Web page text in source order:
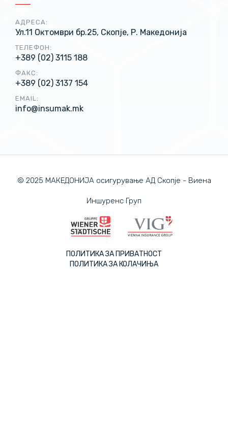
АДРЕСА:
Ул.11 Октомври бр.25, Скопје, Р. Македонија
ТЕЛЕФОН:
+389 (02) 3115 188
ФАКС:
+389 (02) 3137 154
EMAIL:
info@insumak.mk
© 2025 МАКЕДОНИЈА осигурување АД Скопје - Виена
Иншуренс Груп
ПОЛИТИКА ЗА ПРИВАТНОСТ
ПОЛИТИКА ЗА КОЛАЧИЊА